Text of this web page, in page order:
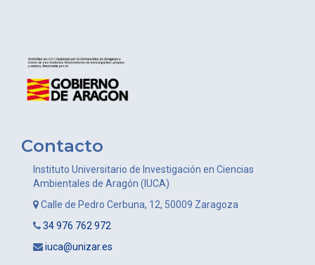
Contacto
Instituto Universitario de Investigación en Ciencias
Ambientales de Aragón (IUCA)
Calle de Pedro Cerbuna, 12, 50009 Zaragoza
34 976 762 972
iuca@unizar.es